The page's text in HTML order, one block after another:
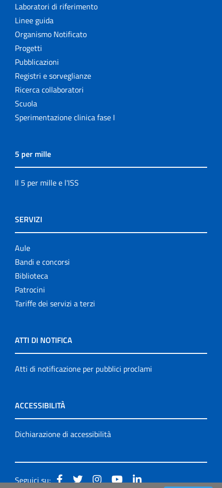
Laboratori di riferimento
Linee guida
Organismo Notificato
Progetti
Pubblicazioni
Registri e sorveglianze
Ricerca collaboratori
Scuola
Sperimentazione clinica fase I
5 per mille
Il 5 per mille e l'ISS
SERVIZI
Aule
Bandi e concorsi
Biblioteca
Patrocini
Tariffe dei servizi a terzi
ATTI DI NOTIFICA
Atti di notificazione per pubblici proclami
ACCESSIBILITÀ
Dichiarazione di accessibilità
Seguici su: